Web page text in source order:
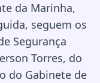
da Marinha,
seguem os
Segurança
Torres, do
do Gabinete de